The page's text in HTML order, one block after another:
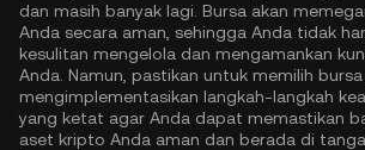
dan masih banyak lagi. Bursa akan
Anda secara aman, sehingga Anda tidak
kesulitan mengelola dan mengamankan
Anda. Namun, pastikan untuk memilih
mengimplementasikan langkah-langkah
yang ketat agar Anda dapat memastikan
aset kripto Anda aman dan berada di